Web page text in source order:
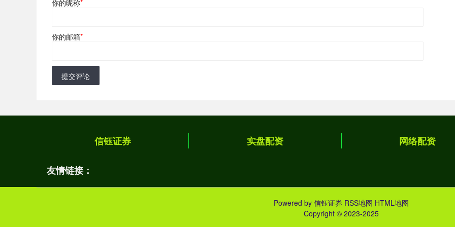
你的昵称*
你的邮箱*
提交评论
信钰证券 实盘配资 网络配资
友情链接：
Powered by 信钰证券 RSS地图 HTML地图
Copyright © 2023-2025